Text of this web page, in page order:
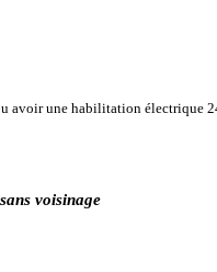
avoir une habilitation électrique
voisinage